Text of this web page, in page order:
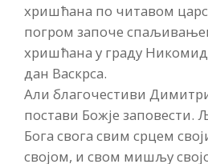
хришћана по читавом
погром започе
хришћана у граду
дан Васкрса.
Али благочестиви
постави Божје заповести.
Бога свога свим срцем
својом, и свом мишљу